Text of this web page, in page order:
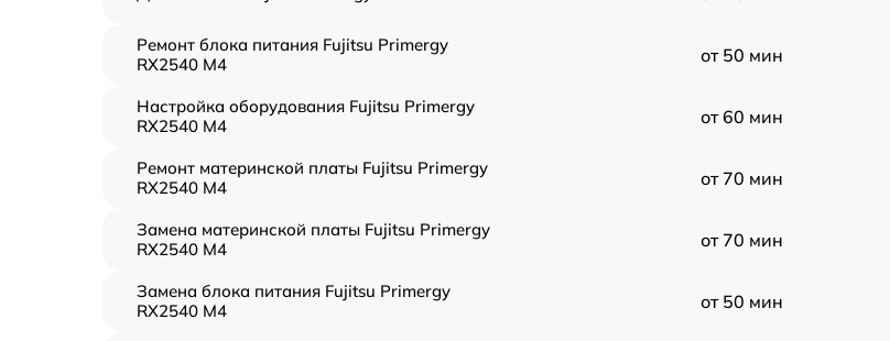
Ремонт блока питания Fujitsu Primergy
RX2540 M4
от 50 мин
Настройка оборудования Fujitsu Primergy
RX2540 M4
от 60 мин
Ремонт материнской платы Fujitsu Primergy
RX2540 M4
от 70 мин
Замена материнской платы Fujitsu Primergy
RX2540 M4
от 70 мин
Замена блока питания Fujitsu Primergy
RX2540 M4
от 50 мин